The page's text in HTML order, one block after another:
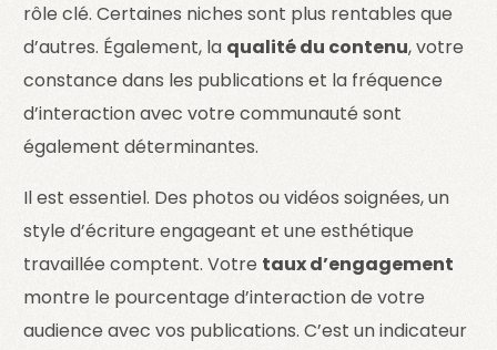
rôle clé. Certaines niches sont plus rentables que
d’autres. Également, la qualité du contenu, votre
constance dans les publications et la fréquence
d’interaction avec votre communauté sont
également déterminantes.
Il est essentiel. Des photos ou vidéos soignées, un
style d’écriture engageant et une esthétique
travaillée comptent. Votre taux d’engagement
montre le pourcentage d’interaction de votre
audience avec vos publications. C’est un indicateur